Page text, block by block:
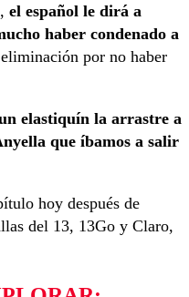
el español le dirá a
haber condenado a
por no haber
elastiquín la arrastre a
que íbamos a salir
hoy después de
del 13, 13Go y Claro,